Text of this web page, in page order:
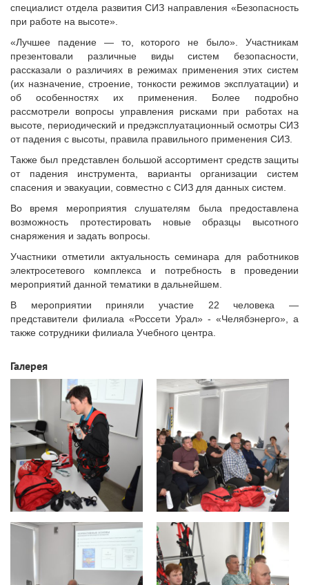
специалист отдела развития СИЗ направления «Безопасность
при работе на высоте».
«Лучшее падение — то, которого не было». Участникам
презентовали различные виды систем безопасности,
рассказали о различиях в режимах применения этих систем
(их назначение, строение, тонкости режимов эксплуатации) и
об особенностях их применения. Более подробно
рассмотрели вопросы управления рисками при работах на
высоте, периодический и предэксплуатационный осмотры СИЗ
от падения с высоты, правила правильного применения СИЗ.
Также был представлен большой ассортимент средств защиты
от падения инструмента, варианты организации систем
спасения и эвакуации, совместно с СИЗ для данных систем.
Во время мероприятия слушателям была предоставлена
возможность протестировать новые образцы высотного
снаряжения и задать вопросы.
Участники отметили актуальность семинара для работников
электросетевого комплекса и потребность в проведении
мероприятий данной тематики в дальнейшем.
В мероприятии приняли участие 22 человека —
представители филиала «Россети Урал» - «Челябэнерго», а
также сотрудники филиала Учебного центра.
Галерея